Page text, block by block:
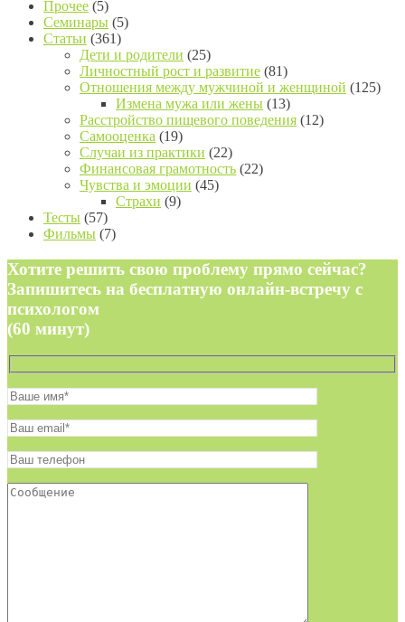
Прочее (5)
Семинары (5)
Статьи (361)
Дети и родители (25)
Личностный рост и развитие (81)
Отношения между мужчиной и женщиной (125)
Измена мужа или жены (13)
Расстройство пищевого поведения (12)
Самооценка (19)
Случаи из практики (22)
Финансовая грамотность (22)
Чувства и эмоции (45)
Страхи (9)
Тесты (57)
Фильмы (7)
Хотите решить свою проблему прямо сейчас?
Запишитесь на бесплатную онлайн-встречу с
психологом
(60 минут)